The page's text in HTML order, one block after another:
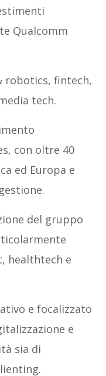
Qualcomm
robotics, fintech,
tech.
con oltre 40
ed Europa e
del gruppo
healthtech e
e focalizzato
e
sia di